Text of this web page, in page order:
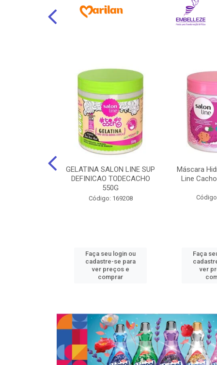
GELATINA SALON LINE SUP
DEFINICAO TODECACHO
550G
Código: 169208
Faça seu login ou
cadastre-se para
ver preços e
comprar
Máscara
Line
Faça
ver